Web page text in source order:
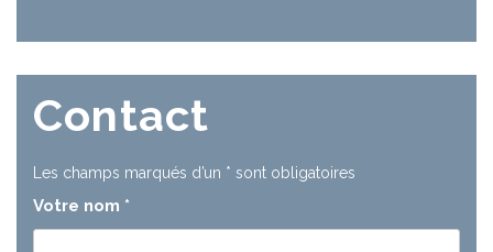
Contact
Les champs marqués d’un * sont obligatoires
Votre nom *